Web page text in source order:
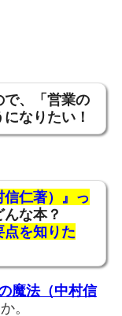
で、「営業の
なりたい！
信仁著）』っ
んな本？
点を知りた
魔法（中村信
。